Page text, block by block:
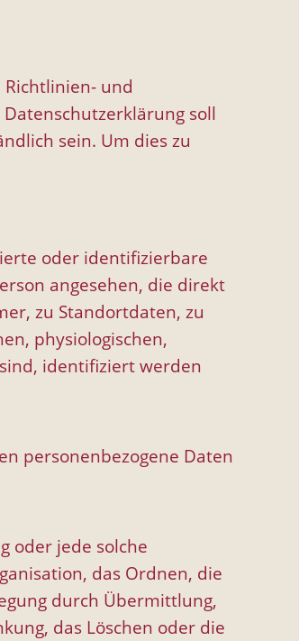
und
soll
sein. Um dies zu
oder identifizierbare
angesehen, die direkt
zu Standortdaten, zu
physiologischen,
identifiziert werden
personenbezogene Daten
oder jede solche
das Ordnen, die
durch Übermittlung,
das Löschen oder die